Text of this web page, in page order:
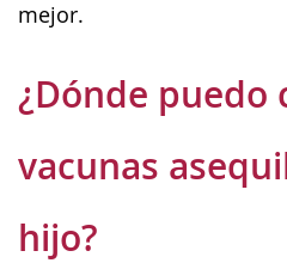
mejor.
¿Dónde puedo
vacunas
hijo?